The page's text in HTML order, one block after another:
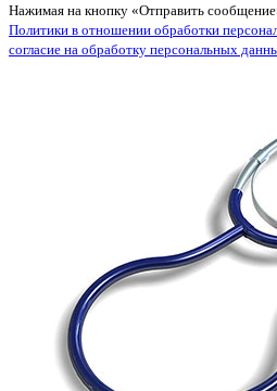
Нажимая на кнопку «Отправить
Политики в отношении обработки
согласие на обработку персональных